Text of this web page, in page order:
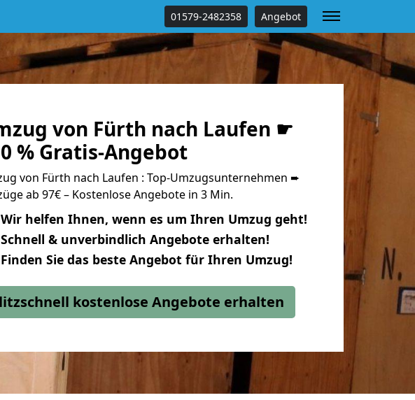
01579-2482358 Angebot
von Fürth nach Laufen ☛
% Gratis-Angebot
von Fürth nach Laufen : Top-Umzugsunternehmen ➨
ab 97€ – Kostenlose Angebote in 3 Min.
Wir helfen Ihnen, wenn es um Ihren Umzug geht!
Schnell & unverbindlich Angebote erhalten!
Finden Sie das beste Angebot für Ihren Umzug!
kostenlose Angebote erhalten